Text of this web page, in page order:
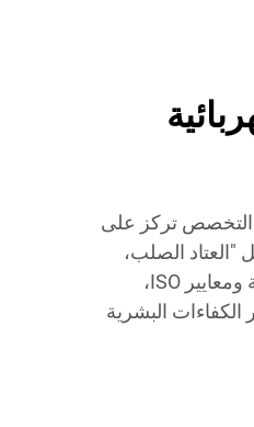
التخصص تركز على
"العتاد الصلب،
والبرمجيات، والخدمات". تتوافق المعدات مع المعايير الوطنية ومعايير ISO،
البشرية